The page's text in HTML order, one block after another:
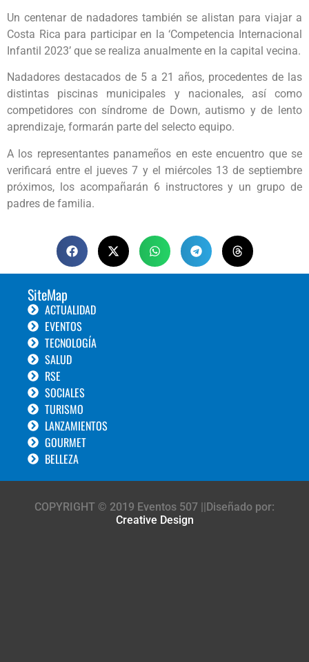
Un centenar de nadadores también se alistan para viajar a
Costa Rica para participar en la ‘Competencia Internacional
Infantil 2023’ que se realiza anualmente en la capital vecina.
Nadadores destacados de 5 a 21 años, procedentes de las
distintas piscinas municipales y nacionales, así como
competidores con síndrome de Down, autismo y de lento
aprendizaje, formarán parte del selecto equipo.
A los representantes panameños en este encuentro que se
verificará entre el jueves 7 y el miércoles 13 de septiembre
próximos, los acompañarán 6 instructores y un grupo de
padres de familia.
SiteMap
ACTUALIDAD
EVENTOS
TECNOLOGÍA
SALUD
RSE
SOCIALES
TURISMO
LANZAMIENTOS
GOURMET
BELLEZA
COPYRIGHT © 2019 Eventos 507 ||Diseñado por:
Creative Design